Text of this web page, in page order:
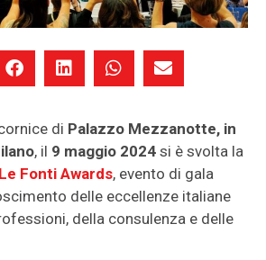
di Palazzo Mezzanotte, in
, il 9 maggio 2024 si è svolta la
Le Fonti Awards, evento di gala
delle eccellenze italiane
della consulenza e delle